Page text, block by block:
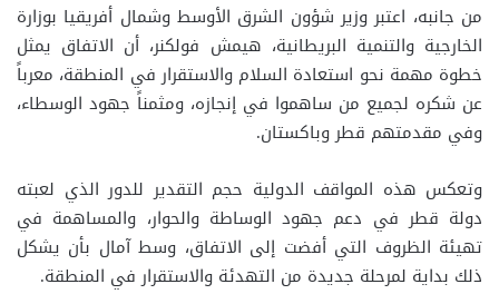
من جانبه، اعتبر وزير شؤون الشرق الأوسط وشمال أفريقيا بوزارة
الخارجية والتنمية البريطانية، هيمش فولكنر، أن الاتفاق يمثل
خطوة مهمة نحو استعادة السلام والاستقرار في المنطقة، معرباً
عن شكره لجميع من ساهموا في إنجازه، ومثمناً جهود الوسطاء،
وفي مقدمتهم قطر وباكستان.
وتعكس هذه المواقف الدولية حجم التقدير للدور الذي لعبته
دولة قطر في دعم جهود الوساطة والحوار، والمساهمة في
تهيئة الظروف التي أفضت إلى الاتفاق، وسط آمال بأن يشكل
ذلك بداية لمرحلة جديدة من التهدئة والاستقرار في المنطقة.